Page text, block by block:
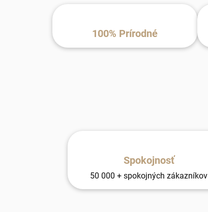
100% Prírodné
Spokojnosť
50 000 + spokojných zákazníkov